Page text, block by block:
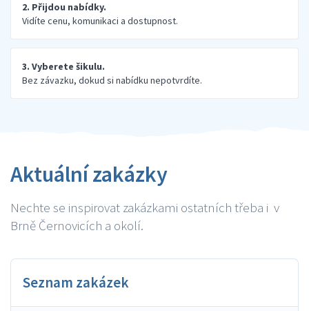
2. Přijdou nabídky.
Vidíte cenu, komunikaci a dostupnost.
3. Vyberete šikulu.
Bez závazku, dokud si nabídku nepotvrdíte.
Aktuální zakázky
Nechte se inspirovat zakázkami ostatních třeba i v
Brně Černovicích a okolí.
Seznam zakázek